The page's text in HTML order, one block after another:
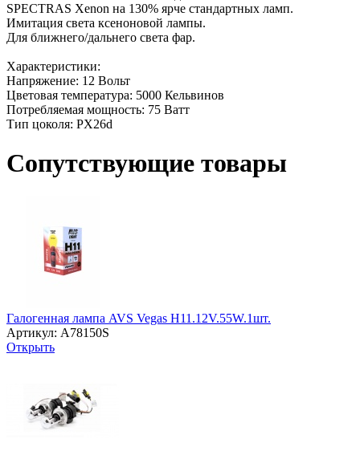
SPECTRAS Xenon на 130% ярче стандартных ламп.
Имитация света ксеноновой лампы.
Для ближнего/дальнего света фар.
Характеристики:
Напряжение: 12 Вольт
Цветовая температура: 5000 Кельвинов
Потребляемая мощность: 75 Ватт
Тип цоколя: PX26d
Сопутствующие товары
Галогенная лампа AVS Vegas H11.12V.55W.1шт.
Артикул: A78150S
Открыть